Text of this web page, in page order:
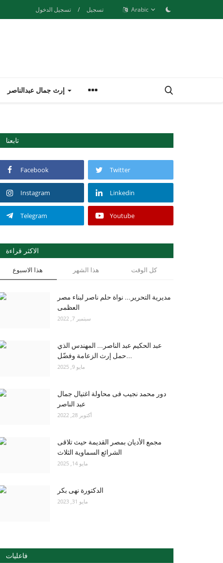
تسجيل الدخول / تسجيل Arabic
تابعنا
Facebook Twitter
Instagram Linkedin
Telegram Youtube
الاكثر قراءة
هذا الاسبوع هذا الشهر كل الوقت
مديرية التحرير... نواة حلم ناصر لبناء مصر
العظمى
سبتمبر 7, 2022
عبد الحكيم عبد الناصر... المهندس الذي
حمل إرث الزعامة وفضّل...
مايو 9, 2025
دور محمد نجيب فى محاولة اغتيال جمال
عبد الناصر
أكتوبر 28, 2022
مجمع الأديان بمصر القديمة حيث تلاقى
الشرائع السماوية الثلاث
مايو 14, 2025
الدكتورة نهى بكر
مايو 31, 2023
فاعليات